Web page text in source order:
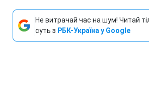
Не витрачай час на шум! Читай
суть з РБК-Україна у Google